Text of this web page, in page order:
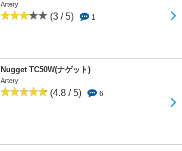
Artery
(3 / 5) 1
Nugget TC50W(ナゲット)
Artery
(4.8 / 5) 6